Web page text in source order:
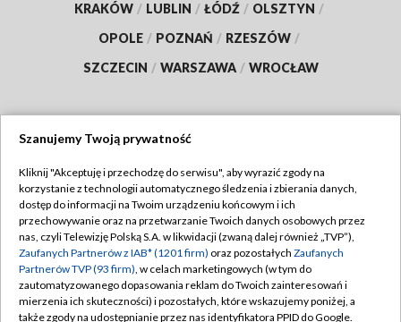
KRAKÓW / LUBLIN / ŁÓDŹ / OLSZTYN /
OPOLE / POZNAŃ / RZESZÓW /
SZCZECIN / WARSZAWA / WROCŁAW
TVP
Abonament TVP
Emisja w TVP
Centrum informacji TVP
Naziemna Telewizja Cyfrowa
Regulamin TVP
Polityka prywatności
Moje zgody
Pomoc
Szanujemy Twoją prywatność
Kliknij "Akceptuję i przechodzę do serwisu", aby wyrazić zgody na
korzystanie z technologii automatycznego śledzenia i zbierania danych,
dostęp do informacji na Twoim urządzeniu końcowym i ich
przechowywanie oraz na przetwarzanie Twoich danych osobowych przez
nas, czyli Telewizję Polską S.A. w likwidacji (zwaną dalej również „TVP”),
Zaufanych Partnerów z IAB* (1201 firm) oraz pozostałych Zaufanych
Partnerów TVP (93 firm), w celach marketingowych (w tym do
zautomatyzowanego dopasowania reklam do Twoich zainteresowań i
mierzenia ich skuteczności) i pozostałych, które wskazujemy poniżej, a
także zgody na udostępnianie przez nas identyfikatora PPID do Google.